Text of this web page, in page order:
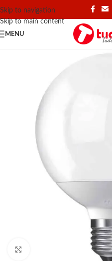
Skip to navigation
Skip to main content
MENU